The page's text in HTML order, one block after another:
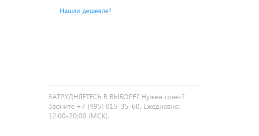
Нашли дешевле?
ЗАТРУДНЯЕТЕСЬ В ВЫБОРЕ? Нужен совет?
Звоните +7 (495) 015-35-60. Ежедневно:
12:00-20:00 (МСК).